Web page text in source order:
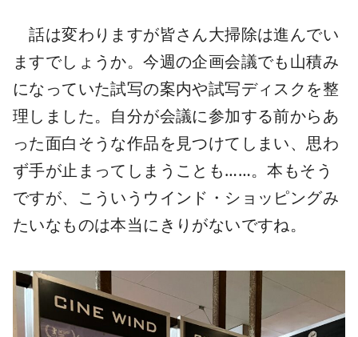
話は変わりますが皆さん大掃除は進んでい
ますでしょうか。今週の企画会議でも山積み
になっていた試写の案内や試写ディスクを整
理しました。自分が会議に参加する前からあ
った面白そうな作品を見つけてしまい、思わ
ず手が止まってしまうことも……。本もそう
ですが、こういうウインド・ショッピングみ
たいなものは本当にきりがないですね。